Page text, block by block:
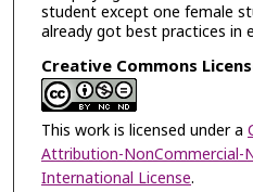
student except one female
already got best practices in
Creative Commons
This work is licensed under a
Attribution-NonCommercial-
International License.